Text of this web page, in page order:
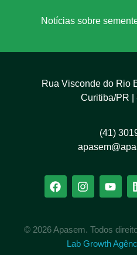
Notícias sobre
Rua Visconde do Rio
Curitiba/PR |
(41)
© 2026 Apasem. Todos
Lab Growth